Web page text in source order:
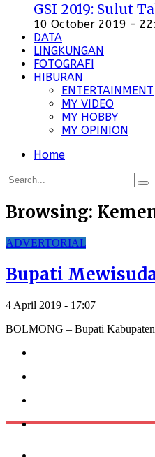
GSI 2019: Sulut
10 October 2019 -
DATA
LINGKUNGAN
FOTOGRAFI
HIBURAN
ENTERTAINMENT
MY VIDEO
MY HOBBY
MY OPINION
Home
Browsing:
ADVERTORIAL
Bupati
4 April 2019 - 17:07
BOLMONG – Bupati